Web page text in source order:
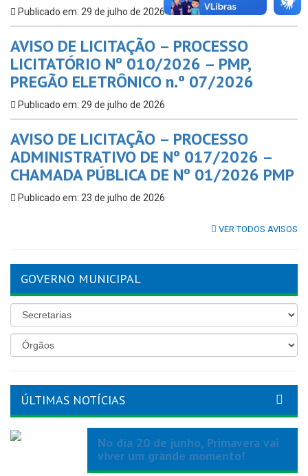
Publicado em: 29 de julho de 2026
AVISO DE LICITAÇÃO – PROCESSO
LICITATÓRIO Nº 010/2026 – PMP,
PREGÃO ELETRÔNICO n.º 07/2026
Publicado em: 29 de julho de 2026
AVISO DE LICITAÇÃO – PROCESSO
ADMINISTRATIVO DE Nº 017/2026 –
CHAMADA PÚBLICA DE Nº 01/2026 PMP
Publicado em: 23 de julho de 2026
VER TODOS AVISOS
GOVERNO MUNICIPAL
ÚLTIMAS NOTÍCIAS
No dia 20 de junho, Primavera vai
viver um grande momento!